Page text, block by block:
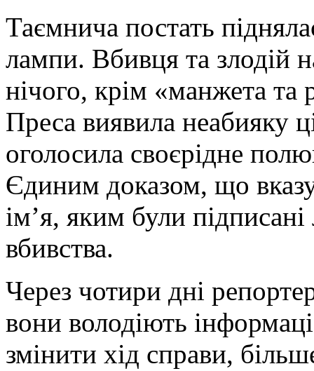
Таємнича постать
лампи. Вбивця та злодій
нічого, крім «манжета
Преса виявила неабияку
оголосила своєрідне
Єдиним доказом, що
ім’я, яким були
вбивства.
Через чотири дні
вони володіють
змінити хід справи,